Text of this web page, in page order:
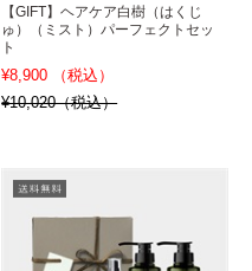
【GIFT】ヘアケア白樹（はくじ
ゅ）（ミスト）パーフェクトセッ
ト
¥8,900 （税込）
¥10,020（税込）